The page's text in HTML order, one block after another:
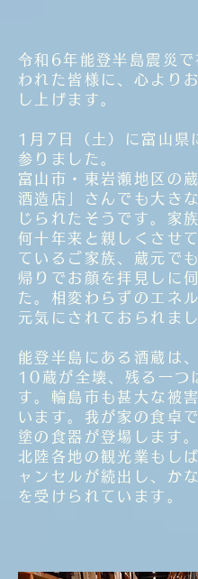
令和6年能登半島震災で
われた皆様に、心より
し上げます。
1月7日（土）に富山県
参りました。
富山市・東岩瀬地区の
酒造店」さんでも大き
じられたそうです。家
何十年来と親しくさせ
ているご家族、蔵元で
帰りでお顔を拝見しに
た。相変わらずのエネ
元気にされておられまし
能登半島にある酒蔵は
10蔵が全壊、残る一つ
す。輪島市も甚大な被
います。我が家の食卓
塗の食器が登場します。
北陸各地の観光業もし
ャンセルが続出し、か
を受けられています。